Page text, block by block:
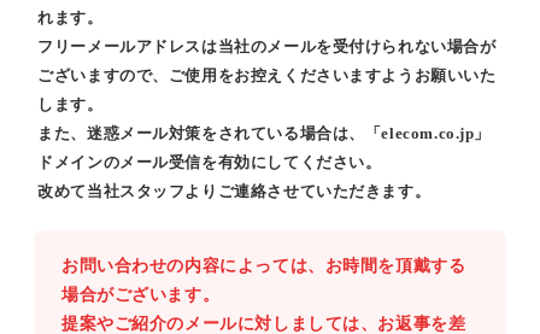
れます。
フリーメールアドレスは当社のメールを受付けられない場合が
ございますので、ご使用をお控えくださいますようお願いいた
します。
また、迷惑メール対策をされている場合は、「elecom.co.jp」
ドメインのメール受信を有効にしてください。
改めて当社スタッフよりご連絡させていただきます。
お問い合わせの内容によっては、お時間を頂戴する
場合がございます。
提案やご紹介のメールに対しましては、お返事を差